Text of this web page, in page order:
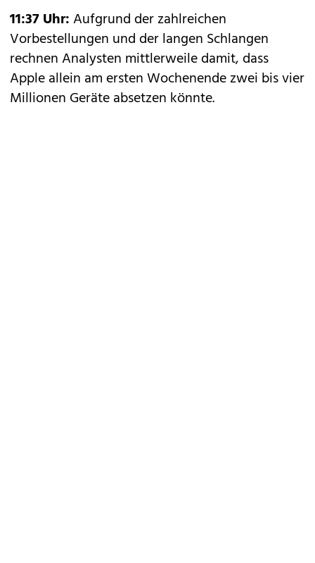
11:37 Uhr:Aufgrund der zahlreichen
Vorbestellungen und der langen Schlangen
rechnen Analysten mittlerweile damit, dass
Apple allein am ersten Wochenende zwei bis vier
Millionen Geräte absetzen könnte.